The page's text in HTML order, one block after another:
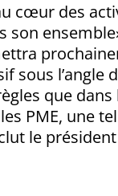
cœur des
sous l’angle
que
PME, une
le président